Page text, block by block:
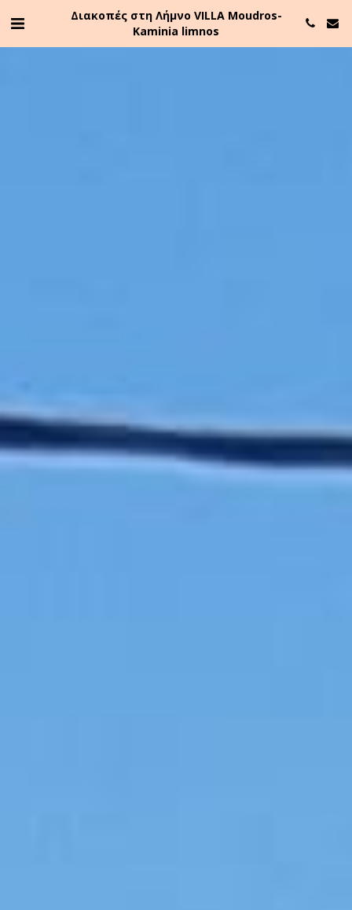
Διακοπές στη Λήμνο VILLA Moudros-
Kaminia limnos